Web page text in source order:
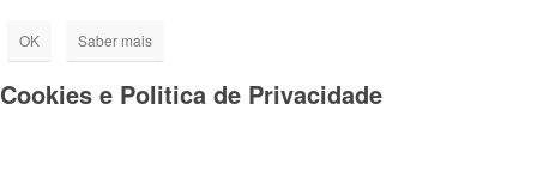
OK Saber mais
Cookies e Politica de Privacidade